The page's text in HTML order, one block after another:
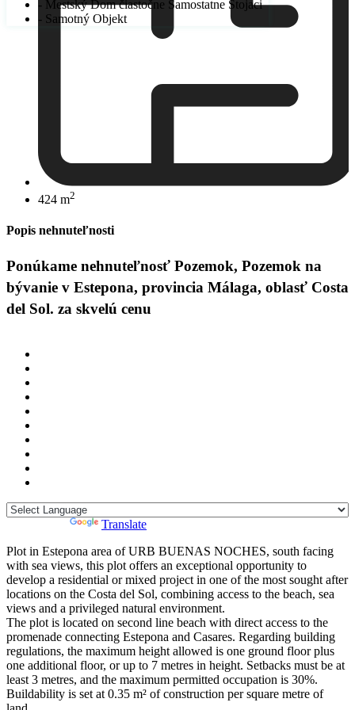
- Mestský Dom čiastočne Samostatne Stojaci
- Samotný Objekt
424 m2
Popis nehnuteľnosti
Ponúkame nehnuteľnosť Pozemok, Pozemok na
bývanie v Estepona, provincia Málaga, oblasť Costa
del Sol. za skvelú cenu
Translate
Plot in Estepona area of URB BUENAS NOCHES, south facing
with sea views, this plot offers an exceptional opportunity to
develop a residential or mixed project in one of the most sought after
locations on the Costa del Sol, combining access to the beach, sea
views and a privileged natural environment.
The plot is located on second line beach with direct access to the
promenade connecting Estepona and Casares. Regarding building
regulations, the maximum height allowed is one ground floor plus
one additional floor, or up to 7 metres in height. Setbacks must be at
least 3 metres, and the maximum permitted occupation is 30%.
Buildability is set at 0.35 m² of construction per square metre of